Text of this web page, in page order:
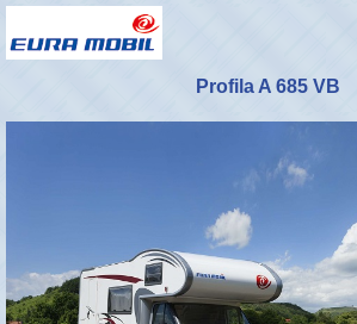
Profila A 685 VB